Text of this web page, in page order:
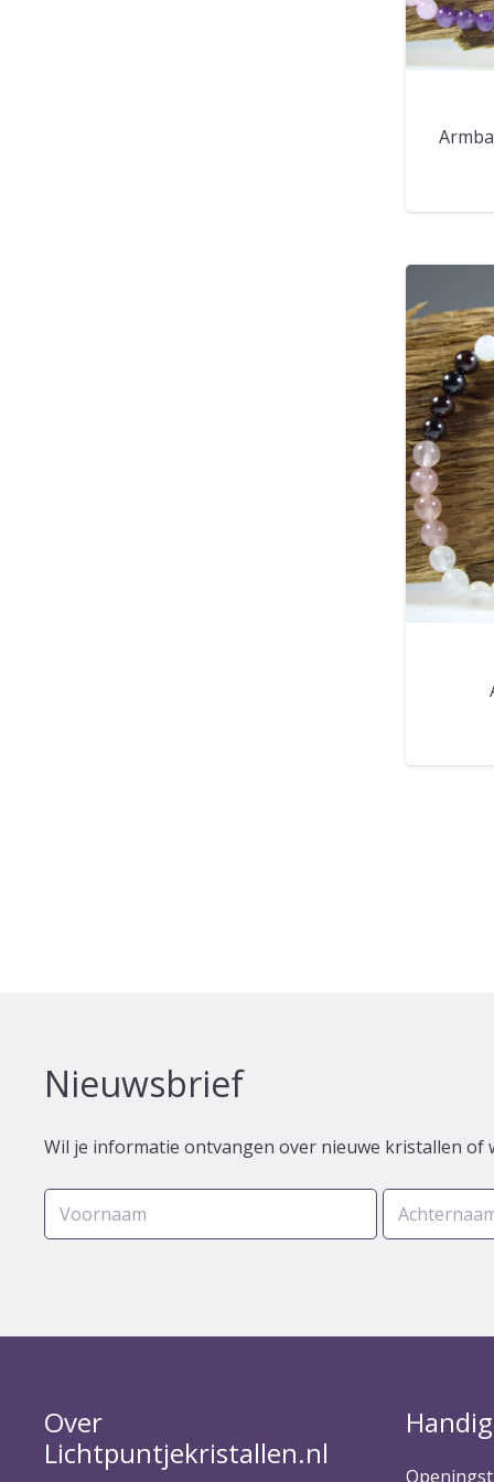
Nieuwsbrief
Wil je informatie ontvangen over nieuwe kristallen of
Over
Lichtpuntjekristallen.nl